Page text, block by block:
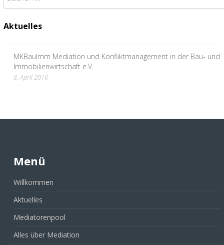
nach:
Aktuelles
MKBauImm Mediation und Konfliktmanagement in der Bau- und
Immobilienwirtschaft e.V.
8. April 2016
Menü
Willkommen
Aktuelles
Mediatorenpool
Alles über Mediation